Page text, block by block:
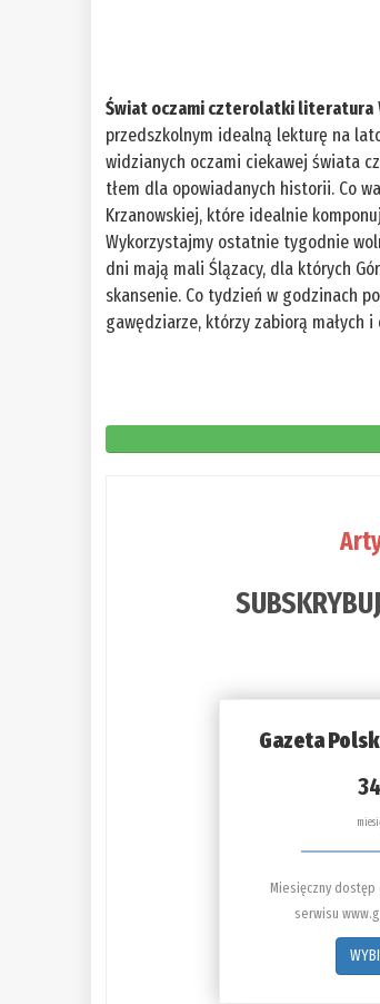
Świat oczami czterolatki literatura
przedszkolnym idealną lekturę na
widzianych oczami ciekawej świata
tłem dla opowiadanych historii. Co
Krzanowskiej, które idealnie
Wykorzystajmy ostatnie tygodnie
dni mają mali Ślązacy, dla których
skansenie. Co tydzień w godzinach
gawędziarze, którzy zabiorą małych i
SUBSKRYBUJ
Gazeta
Miesięczny
serwisu